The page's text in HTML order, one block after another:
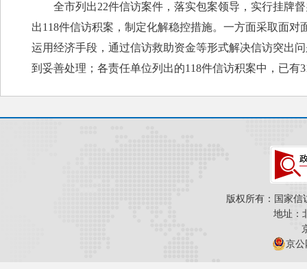
全市列出22件信访案件，落实包案领导，实行挂牌
出118件信访积案，制定化解稳控措施。一方面采取面
运用经济手段，通过信访救助资金等形式解决信访突出
到妥善处理；各责任单位列出的118件信访积案中，已有
版权所有：国家信
地址：
京公